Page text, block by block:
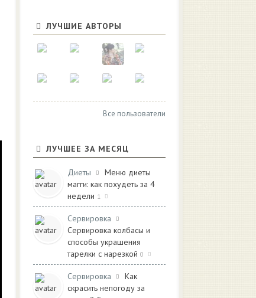
ЛУЧШИЕ АВТОРЫ
Все пользователи
ЛУЧШЕЕ ЗА МЕСЯЦ
Диеты
Меню диеты
магги: как похудеть за 4
недели 1
Сервировка
Сервировка колбасы и
способы украшения
тарелки с нарезкой 0
Сервировка
Как
скрасить непогоду за